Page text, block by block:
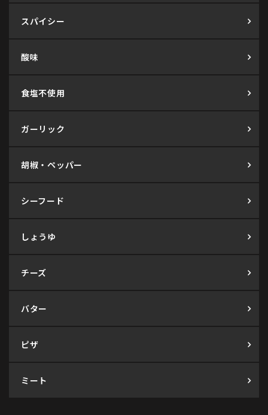
スパイシー
酸味
食塩不使用
ガーリック
胡椒・ペッパー
シーフード
しょうゆ
チーズ
バター
ピザ
ミート